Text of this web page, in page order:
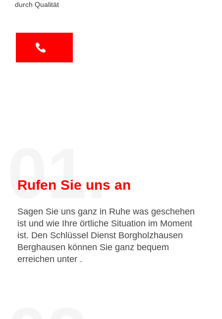
durch Qualität
01.
Rufen Sie uns an
Sagen Sie uns ganz in Ruhe was geschehen
ist und wie Ihre örtliche Situation im Moment
ist. Den Schlüssel Dienst Borgholzhausen
Berghausen können Sie ganz bequem
erreichen unter .